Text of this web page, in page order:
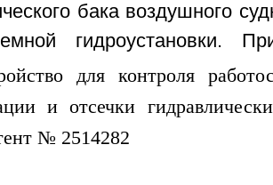
бака воздушного
гидроустановки.